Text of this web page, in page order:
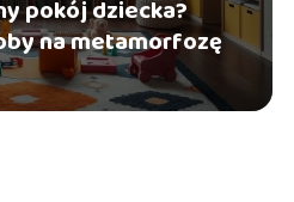
pokój dziecka?
na metamorfozę